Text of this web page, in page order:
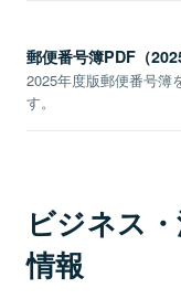
郵便番号簿PDF（
2025年度版郵便番号簿
す。
ビジネス
情報